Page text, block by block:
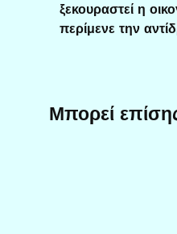
ξεκουραστεί η
περίμενε την
Μπορεί